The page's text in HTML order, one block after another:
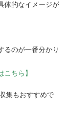
体的なイメージが
るのが一番分かり
ちら】
集もおすすめで